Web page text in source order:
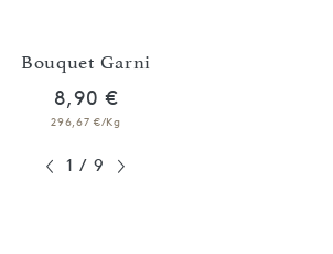
Bouquet Garni
8,90 €
296,67 €/Kg
1 / 9